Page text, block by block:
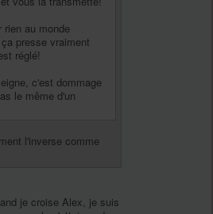
rien au monde
presse vraiment
réglé!
c'est dommage
le même d'un
l'inverse comme
je croise Alex, je suis